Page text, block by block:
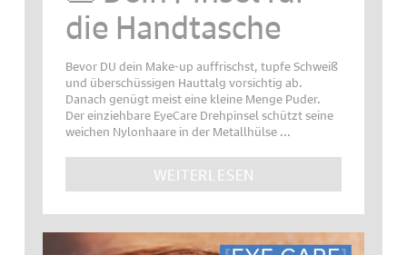
die Handtasche
Bevor DU dein Make-up auffrischst, tupfe Schweiß
und überschüssigen Hauttalg vorsichtig ab.
Danach genügt meist eine kleine Menge Puder.
Der einziehbare EyeCare Drehpinsel schützt seine
weichen Nylonhaare in der Metallhülse ...
WEITERLESEN